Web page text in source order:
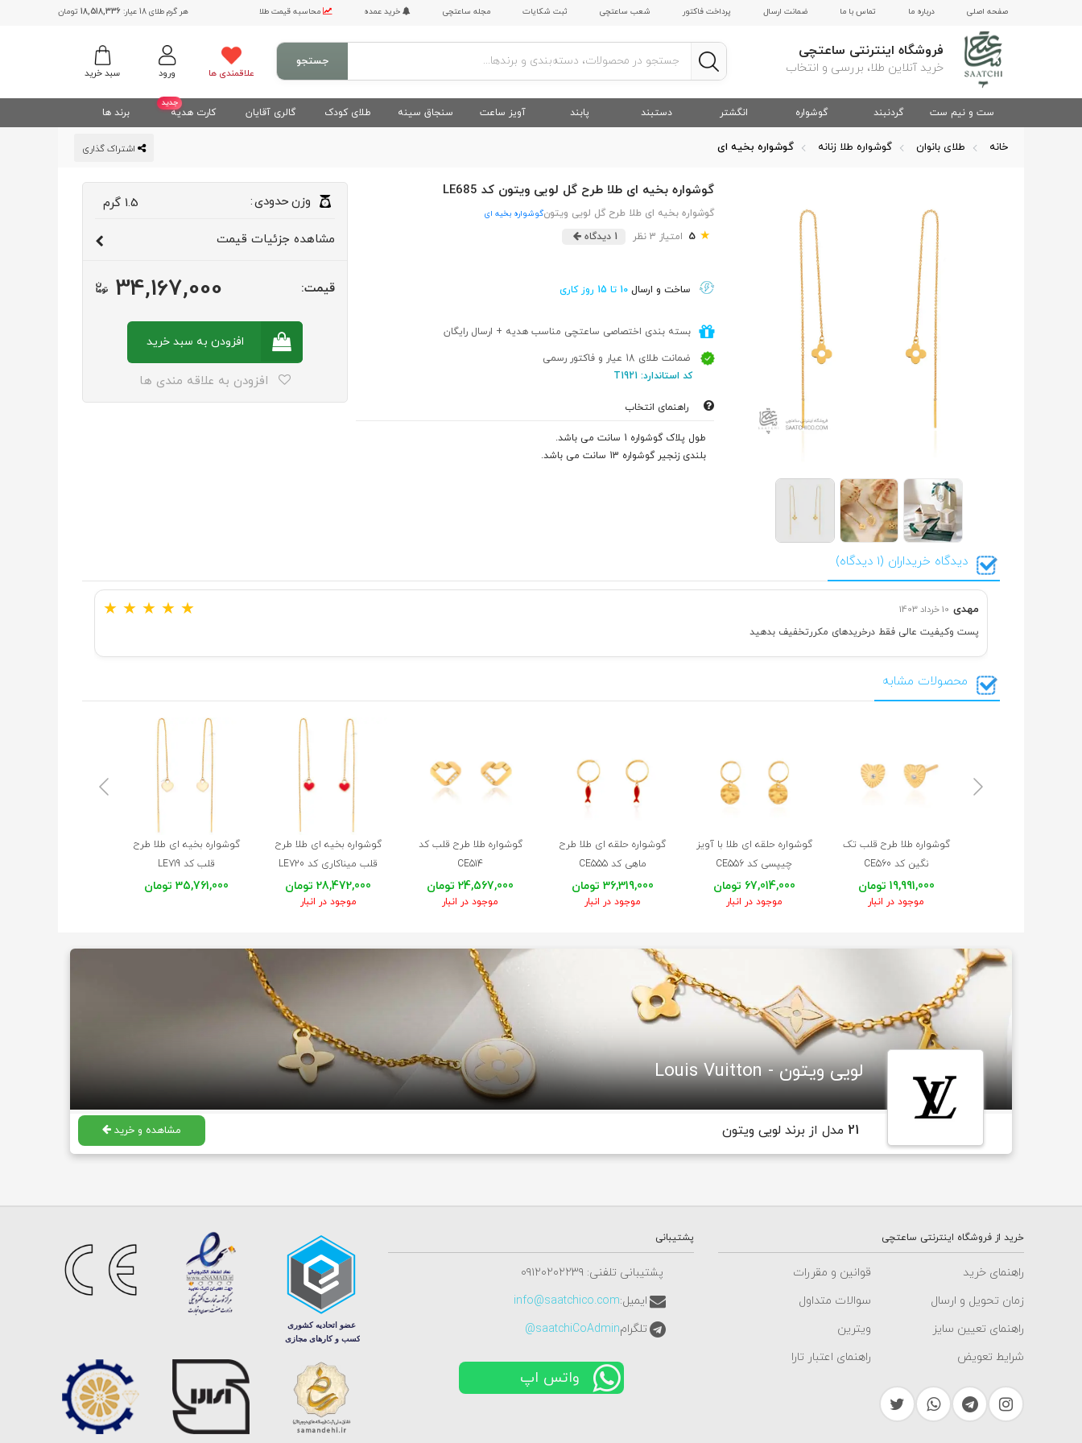
صفحه اصلی درباره ما تماس با ما ضمانت ارسال پرداخت فاکتور شعب ساعتچی ثبت شکایات مجله ساعتچی خرید عمده محاسبه قیمت طلا هر گرم طلای 18 عیار: 18,518,336 تومان
فروشگاه اینترنتی ساعتچی
خرید آنلاین طلا، بررسی و انتخاب سبد خرید ورود علاقمندی ها
جستجو
ست و نیم ست گردنبند گوشواره انگشتر دستبند پابند آویز ساعت سنجاق سینه طلای کودک گالری آقایان
جدید
کارت هدیه برند ها
خانه طلای بانوان گوشواره طلا زنانه گوشواره بخیه ای
گوشواره بخیه ای طلا طرح گل لویی ویتون کد LE685
گوشواره بخیه ای طلا طرح گل لویی ویتونگوشواره بخیه ای
★
5 امتیاز 3 نظر 1 دیدگاه
ساخت و ارسال 10 تا 15 روز کاری
بسته بندی اختصاصی ساعتچی مناسب هدیه + ارسال رایگان
ضمانت طلای 18 عیار و فاکتور رسمی
کد استاندارد: T1921
راهنمای انتخاب
طول پلاک گوشواره 1 سانت می باشد.
بلندی زنجیر گوشواره 13 سانت می باشد.
وزنحدودی:
1.5 گرم
مشاهده جزئیات قیمت
قیمت: 34,167,000
افزودن به سبدخرید
افزودن به علاقه مندی ها
دیدگاه خریداران (1 دیدگاه)
مهدی 10 خرداد 1403 ★ ★ ★ ★ ★
پست وکیفیت عالی فقط درخریدهای مکررتخفیف بدهید
محصولات مشابه
گوشواره طلا طرح قلب تک
نگین کد CE560
19,991,000 تومان
موجود در انبار
گوشواره حلقه ای طلا با آویز
چیپسی کد CE556
67,014,000 تومان
موجود در انبار
گوشواره حلقه ای طلا طرح
ماهی کد CE555
36,319,000 تومان
موجود در انبار
گوشواره طلا طرح قلب کد
CE514
24,567,000 تومان
موجود در انبار
گوشواره بخیه ای طلا طرح
قلب میناکاری کد LE720
28,472,000 تومان
موجود در انبار
گوشواره بخیه ای طلا طرح
قلب کد LE719
35,761,000 تومان
لویی ویتون - Louis Vuitton
21 مدل از برند لویی ویتون مشاهده و خرید
خرید از فروشگاه اینترنتی ساعتچی
راهنمای خرید
قوانین و مقررات
زمان تحویل و ارسال
سوالات متداول
راهنمای تعیین سایز
ویترین
شرایط تعویض
راهنمای اعتبار تارا
پشتیبانی
پشتیبانی تلفنی: ٠٩١٢٠٢٠٢٢٣٩
ایمیل:info@saatchico.com
تلگرامsaatchiCoAdmin@
واتس اپ